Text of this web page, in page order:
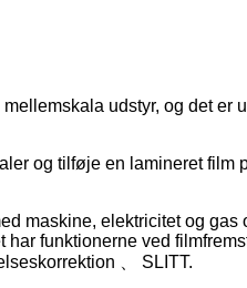
udstyr, og det er
og tilføje en lamineret film
maskine, elektricitet og gas
har funktionerne ved
、 SLITT.